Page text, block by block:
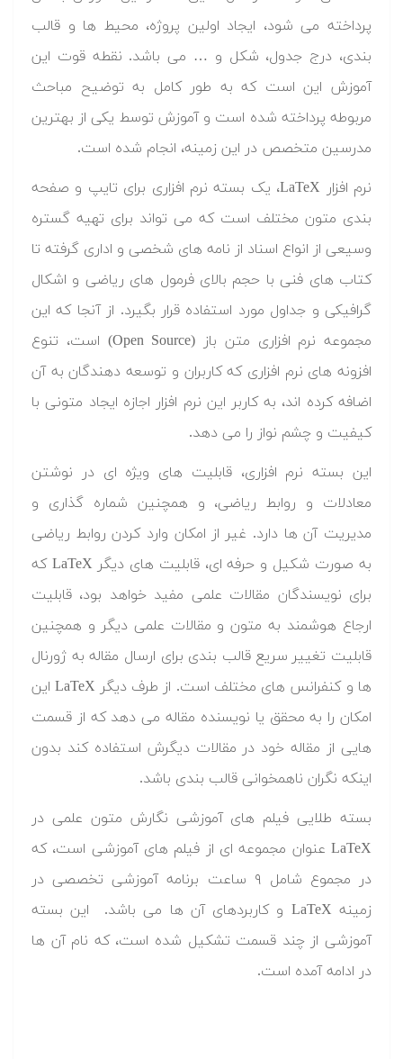
پرداخته می شود، ایجاد اولین پروژه، محیط ها و قالب
بندی، درج جدول، شکل و … می باشد. نقطه قوت این
آموزش این است که به طور کامل به توضیح مباحث
مربوطه پرداخته شده است و آموزش توسط یکی از بهترین
مدرسین متخصص در این زمینه، انجام شده است.
نرم افزار LaTeX، یک بسته نرم افزاری برای تایپ و صفحه
بندی متون مختلف است که می تواند برای تهیه گستره
وسیعی از انواع اسناد از نامه های شخصی و اداری گرفته تا
کتاب های فنی با حجم بالای فرمول های ریاضی و اشکال
گرافیکی و جداول مورد استفاده قرار بگیرد. از آنجا که این
مجموعه نرم افزاری متن باز (Open Source) است، تنوع
افزونه های نرم افزاری که کاربران و توسعه دهندگان به آن
اضافه کرده اند، به کاربر این نرم افزار اجازه ایجاد متونی با
کیفیت و چشم نواز را می دهد.
این بسته نرم افزاری، قابلیت های ویژه ای در نوشتن
معادلات و روابط ریاضی، و همچنین شماره گذاری و
مدیریت آن ها دارد. غیر از امکان وارد کردن روابط ریاضی
به صورت شکیل و حرفه ای، قابلیت های دیگر LaTeX که
برای نویسندگان مقالات علمی مفید خواهد بود، قابلیت
ارجاع هوشمند به متون و مقالات علمی دیگر و همچنین
قابلیت تغییر سریع قالب بندی برای ارسال مقاله به ژورنال
ها و کنفرانس های مختلف است. از طرف دیگر LaTeX این
امکان را به محقق یا نویسنده مقاله می دهد که از قسمت
هایی از مقاله خود در مقالات دیگرش استفاده کند بدون
اینکه نگران ناهمخوانی قالب بندی باشد.
بسته طلایی فیلم های آموزشی نگارش متون علمی در
LaTeX عنوان مجموعه ای از فیلم های آموزشی است، که
در مجموع شامل ۹ ساعت برنامه آموزشی تخصصی در
زمینه LaTeX و کاربردهای آن ها می باشد. این بسته
آموزشی از چند قسمت تشکیل شده است، که نام آن ها
در ادامه آمده است.